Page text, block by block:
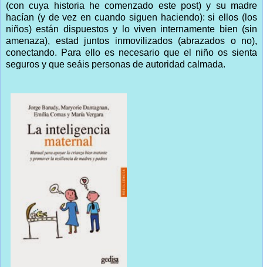
(con cuya historia he comenzado este post) y su madre
hacían (y de vez en cuando siguen haciendo): si ellos (los
niños) están dispuestos y lo viven internamente bien (sin
amenaza), estad juntos inmovilizados (abrazados o no),
conectando. Para ello es necesario que el niño os sienta
seguros y que seáis personas de autoridad calmada.